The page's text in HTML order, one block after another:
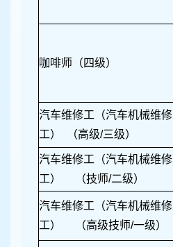
咖啡师（四级）
汽车维修工（汽车机械维修
工） （高级/三级）
汽车维修工（汽车机械维修
工） （技师/二级）
汽车维修工（汽车机械维修
工） （高级技师/一级）